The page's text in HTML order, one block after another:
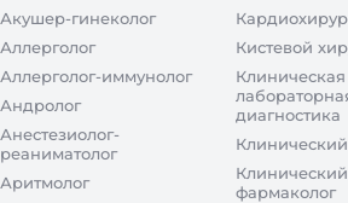
Акушер-гинеколог
Аллерголог
Аллерголог-иммунолог
Андролог
Анестезиолог-
реаниматолог
Аритмолог
Кистевой
Клиническая
диагностика
Клинический
фармаколог